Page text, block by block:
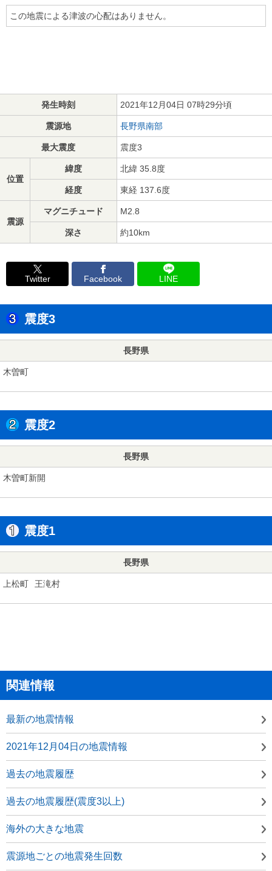
この地震による津波の心配はありません。
発生時刻 2021年12月04日 07時29分頃
震源地 長野県南部
最大震度 震度3
位置
緯度 北緯 35.8度
経度 東経 137.6度
震源
マグニチュード M2.8
深さ 約10km
Twitter Facebook LINE
震度3
長野県
木曽町
震度2
長野県
木曽町新開
震度1
長野県
上松町 王滝村
関連情報
最新の地震情報
2021年12月04日の地震情報
過去の地震履歴
過去の地震履歴(震度3以上)
海外の大きな地震
震源地ごとの地震発生回数